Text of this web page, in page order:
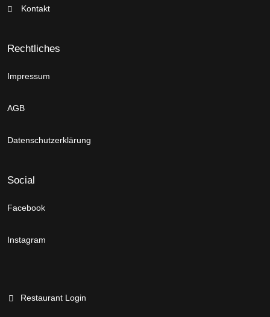
Kontakt
Rechtliches
Impressum
AGB
Datenschutzerklärung
Social
Facebook
Instagram
Restaurant Login